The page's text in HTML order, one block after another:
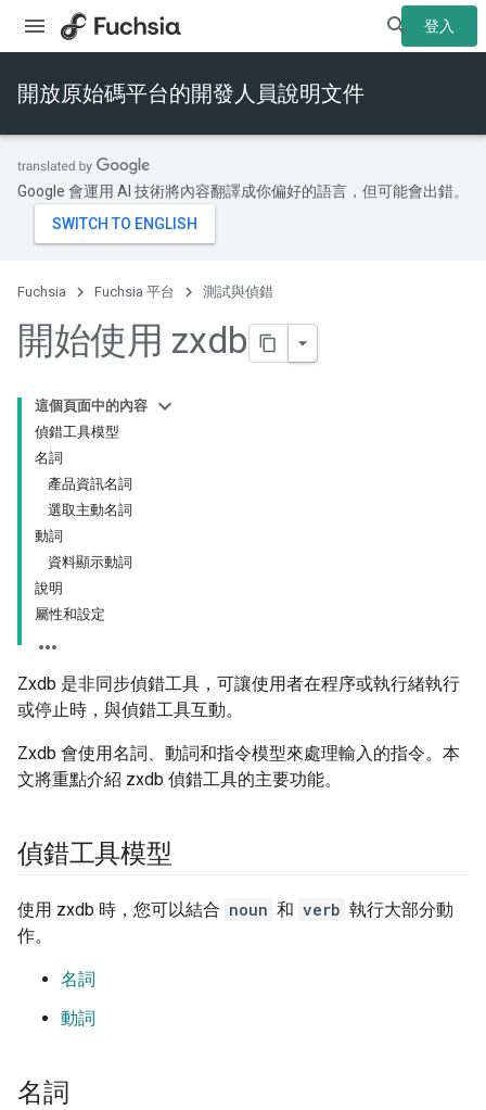
登入
開放原始碼平台的開發人員說明文件
Google 會運用 AI 技術將內容翻譯成你偏好的語言，但可能會出錯。
Fuchsia Fuchsia 平台 測試與偵錯
開始使用 zxdb
這個頁面中的內容
偵錯工具模型
名詞
產品資訊名詞
選取主動名詞
動詞
資料顯示動詞
說明
屬性和設定
Zxdb 是非同步偵錯工具，可讓使用者在程序或執行緒執行
或停止時，與偵錯工具互動。
Zxdb 會使用名詞、動詞和指令模型來處理輸入的指令。本
文將重點介紹 zxdb 偵錯工具的主要功能。
偵錯工具模型
使用 zxdb 時，您可以結合 noun 和 verb 執行大部分動
作。
名詞
動詞
名詞